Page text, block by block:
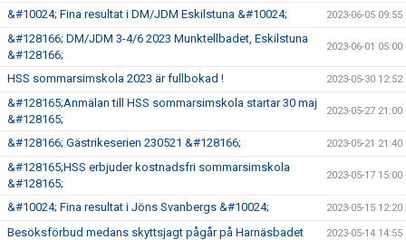
&#10024; Fina resultat i DM/JDM Eskilstuna &#10024; 2023-06-05 09:55
&#128166; DM/JDM 3-4/6 2023 Munktellbadet, Eskilstuna
&#128166;
2023-06-01 05:00
HSS sommarsimskola 2023 är fullbokad ! 2023-05-30 12:52
&#128165;Anmälan till HSS sommarsimskola startar 30 maj
&#128165;
2023-05-27 21:00
&#128166; Gästrikeserien 230521 &#128166; 2023-05-21 21:40
&#128165;HSS erbjuder kostnadsfri sommarsimskola
&#128165;
2023-05-17 15:00
&#10024; Fina resultat i Jöns Svanbergs &#10024; 2023-05-15 12:20
Besöksförbud medans skyttsjagt pågår på Harnäsbadet 2023-05-14 14:55